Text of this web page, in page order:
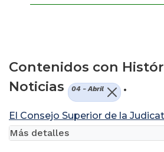
Contenidos con
Noticias
04 - Abril .
El Consejo Superior de la
Más detalles